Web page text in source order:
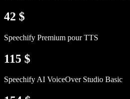
42 $
Speechify Premium pour TTS
115 $
Speechify AI VoiceOver Studio Basic